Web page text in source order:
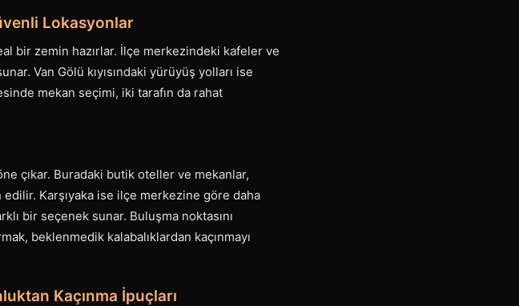
Lokasyonlar
bir zemin hazırlar. İlçe merkezindeki kafeler ve
Van Gölü kıyısındaki yürüyüş yolları ise
mekan seçimi, iki tarafın da rahat
çıkar. Buradaki butik oteller ve mekanlar,
Karşıyaka ise ilçe merkezine göre daha
bir seçenek sunar. Buluşma noktasını
beklenmedik kalabalıklardan kaçınmayı
Kaçınma İpuçları